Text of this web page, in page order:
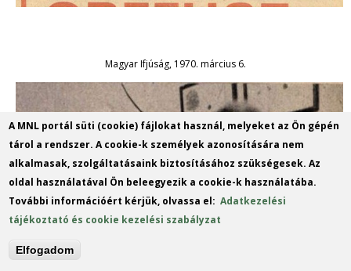
Magyar Ifjúság, 1970. március 6.
A MNL portál süti (cookie) fájlokat használ, melyeket az Ön gépén
tárol a rendszer. A cookie-k személyek azonosítására nem
alkalmasak, szolgáltatásaink biztosításához szükségesek. Az
oldal használatával Ön beleegyezik a cookie-k használatába.
További információért kérjük, olvassa el:Adatkezelési
tájékoztató és cookie kezelési szabályzat
Elfogadom